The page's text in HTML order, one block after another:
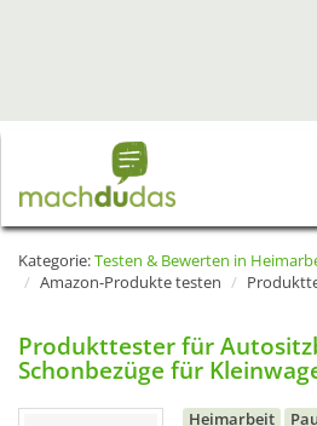
Kategorie:Testen & Bewerten in
Amazon-Produkte testen
Produkttester für
Schonbezüge für
Heimarbeit